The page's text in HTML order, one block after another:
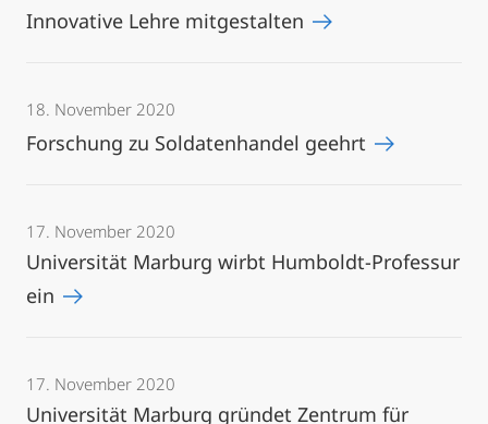
Innovative Lehre mitgestalten
18. November 2020
Forschung zu Soldatenhandel geehrt
17. November 2020
Universität Marburg wirbt Humboldt-Professur
ein
17. November 2020
Universität Marburg gründet Zentrum für